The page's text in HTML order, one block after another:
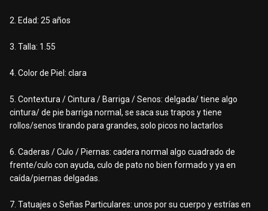
2. Edad: 25 años
3. Talla: 1.55
4. Color de Piel: clara
5. Contextura / Cintura / Barriga / Senos: delgada/ tiene algo
cintura/ de pie barriga normal, se saca sus trapos y tiene
rollos/senos tirando para grandes, solo picos no lactarlos
6. Caderas / Culo / Piernas: cadera normal algo cuadrado de
frente/culo con ayuda, culo de pato no bien formado y ya en
caída/piernas delgadas.
7. Tatuajes o Señas Particulares: unos por su cuerpo y estrías en